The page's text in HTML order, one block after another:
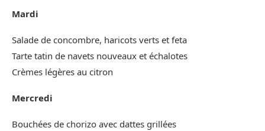
Mardi
Salade de concombre, haricots verts et feta
Tarte tatin de navets nouveaux et échalotes
Crèmes légères au citron
Mercredi
Bouchées de chorizo avec dattes grillées